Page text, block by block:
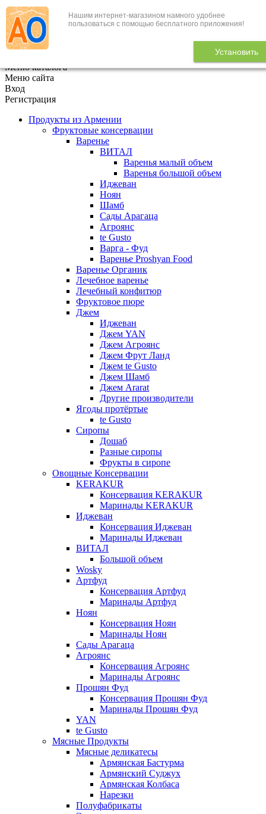
Нашим интернет-магазином намного удобнее
пользоваться с помощью бесплатного приложения!
Установить
+7 (495) 646-888-1
В корзине 0
Меню каталога
Меню сайта
Вход
Регистрация
Продукты из Армении
Фруктовые консервации
Варенье
ВИТАЛ
Варенья малый объем
Варенья большой объем
Иджеван
Ноян
Шамб
Сады Арагаца
Агроянс
te Gusto
Варга - Фуд
Варенье Proshyan Food
Варенье Органик
Лечебное варенье
Лечебный конфитюр
Фруктовое пюре
Джем
Иджеван
Джем YAN
Джем Агроянс
Джем Фрут Ланд
Джем te Gusto
Джем Шамб
Джем Ararat
Другие производители
Ягоды протёртые
te Gusto
Сиропы
Дошаб
Разные сиропы
Фрукты в сиропе
Овощные Консервации
KERAKUR
Консервация KERAKUR
Маринады KERAKUR
Иджеван
Консервация Иджеван
Маринады Иджеван
ВИТАЛ
Большой объем
Wosky
Артфуд
Консервация Артфуд
Маринады Артфуд
Ноян
Консервация Ноян
Маринады Ноян
Сады Арагаца
Агроянс
Консервация Агроянс
Маринады Агроянс
Прошян Фуд
Консервация Прошян Фуд
Маринады Прошян Фуд
YAN
te Gusto
Мясные Продукты
Мясные деликатесы
Армянская Бастурма
Армянский Суджух
Армянская Колбаса
Нарезки
Полуфабрикаты